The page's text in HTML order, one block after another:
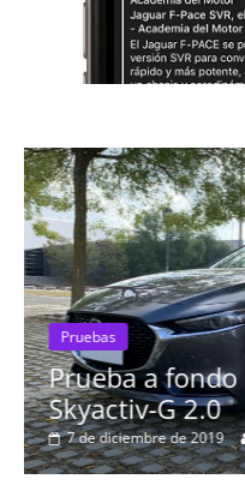
a fondo del
G 2.0
7 de diciembre de 2019